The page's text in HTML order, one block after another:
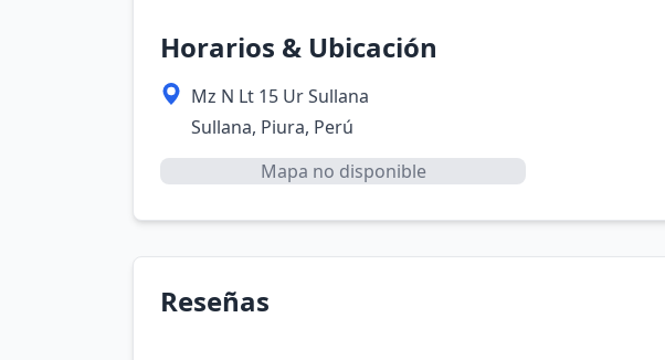
Horarios & Ubicación
Mz N Lt 15 Ur Sullana
Sullana, Piura, Perú
Mapa no disponible
Reseñas